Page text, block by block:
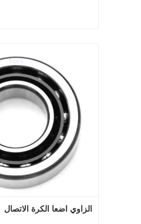
اتصل الآن
الزاوي اضعا الكرة الاتصال